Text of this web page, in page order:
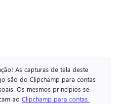
As capturas de tela deste
são do Clipchamp para contas
Os mesmos princípios se
ao Clipchamp para contas